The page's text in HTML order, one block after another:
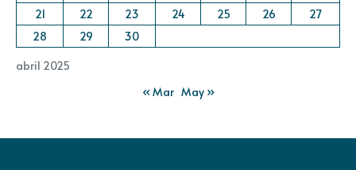
abril 2025
21
22 23 24 25 26
27
28
29 30
« Mar May »